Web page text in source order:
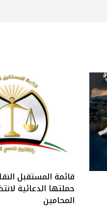
قائمة المستقبل
حملتها الدعائية
المحامين